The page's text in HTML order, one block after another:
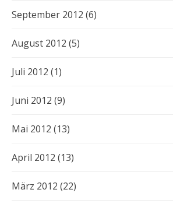
September 2012 (6)
August 2012 (5)
Juli 2012 (1)
Juni 2012 (9)
Mai 2012 (13)
April 2012 (13)
März 2012 (22)